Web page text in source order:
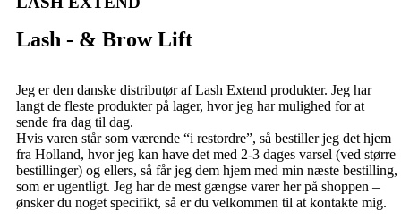
Lash - & Brow Lift
Jeg er den danske distributør af Lash Extend produkter. Jeg har
langt de fleste produkter på lager, hvor jeg har mulighed for at
sende fra dag til dag.
Hvis varen står som værende “i restordre”, så bestiller jeg det hjem
fra Holland, hvor jeg kan have det med 2-3 dages varsel (ved større
bestillinger) og ellers, så får jeg dem hjem med min næste bestilling,
som er ugentligt. Jeg har de mest gængse varer her på shoppen –
ønsker du noget specifikt, så er du velkommen til at kontakte mig.